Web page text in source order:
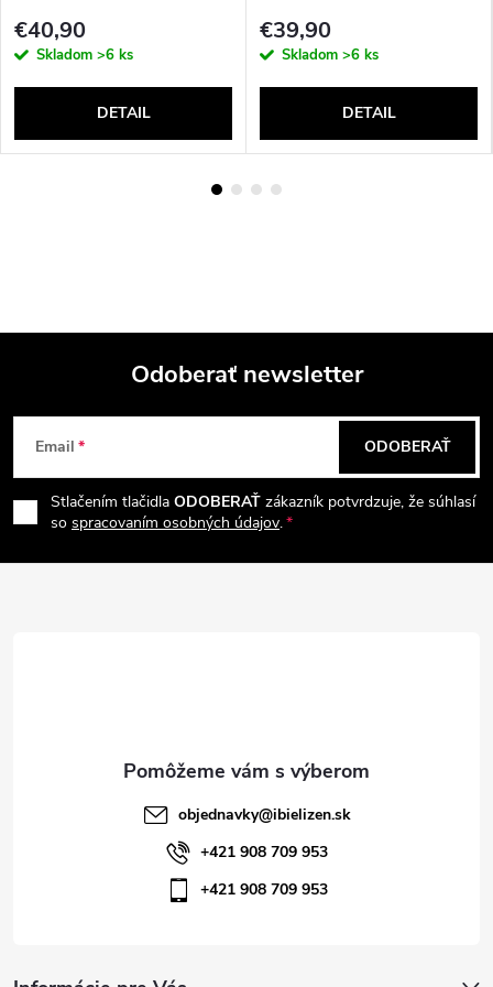
€40,90
Skladom >6 ks
DETAIL
€39,90
Skladom >6 ks
DETAIL
Z
á
p
Odoberať newsletter
Email
Stlačením tlačidla ODOBERAŤ zákazník potvrdzuje, že súhlasí
so spracovaním osobných údajov.
ODOBERAŤ
objednavky@ibielizen.sk
+421 908 709 953
+421 908 709 953